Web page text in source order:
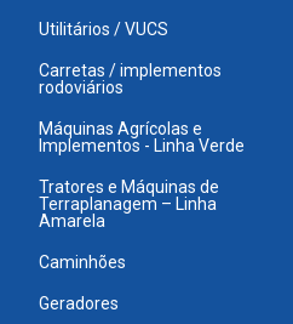
Utilitários / VUCS
Carretas / implementos
rodoviários
Máquinas Agrícolas e
Implementos - Linha Verde
Tratores e Máquinas de
Terraplanagem – Linha
Amarela
Caminhões
Geradores